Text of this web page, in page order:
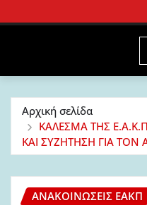
Αρχική σελίδα
ΚΑΛΕΣΜΑ ΤΗΣ
ΚΑΙ ΣΥΖΗΤΗΣΗ ΓΙΑ
ΑΝΑΚΟΙΝΏΣΕΙΣ ΕΑΚΠ